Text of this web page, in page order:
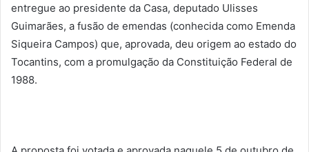
entregue ao presidente da Casa, deputado Ulisses
Guimarães, a fusão de emendas (conhecida como Emenda
Siqueira Campos) que, aprovada, deu origem ao estado do
Tocantins, com a promulgação da Constituição Federal de
1988.